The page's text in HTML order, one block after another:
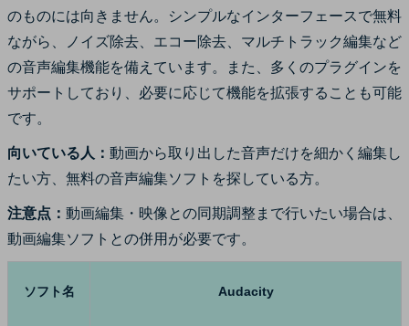
のものには向きません。シンプルなインターフェースで無料
ながら、ノイズ除去、エコー除去、マルチトラック編集など
の音声編集機能を備えています。また、多くのプラグインを
サポートしており、必要に応じて機能を拡張することも可能
です。
向いている人： 動画から取り出した音声だけを細かく編集し
たい方、無料の音声編集ソフトを探している方。
注意点： 動画編集・映像との同期調整まで行いたい場合は、
動画編集ソフトとの併用が必要です。
ソフト名 Audacity